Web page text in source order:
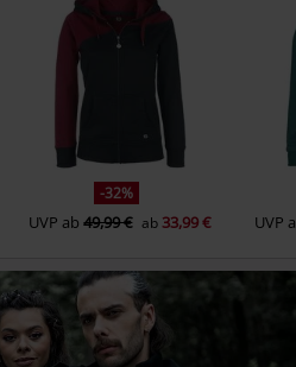
-32%
UVP ab49,99 € ab33,99 € UVP